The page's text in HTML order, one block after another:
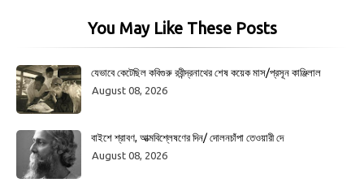
You May Like These Posts
যেভাবে কেটেছিল কবিগুরু রবীন্দ্রনাথের শেষ কয়েক মাস/প্রসূন কাঞ্জিলাল
August 08, 2026
বাইশে শ্রাবণ, আত্মবিশ্লেষণের দিন/ দোলনচাঁপা তেওয়ারী দে
August 08, 2026